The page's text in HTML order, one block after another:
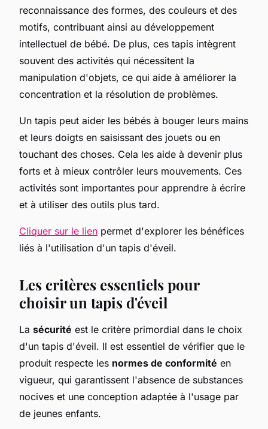
reconnaissance des formes, des couleurs et des
motifs, contribuant ainsi au développement
intellectuel de bébé. De plus, ces tapis intègrent
souvent des activités qui nécessitent la
manipulation d'objets, ce qui aide à améliorer la
concentration et la résolution de problèmes.
Un tapis peut aider les bébés à bouger leurs mains
et leurs doigts en saisissant des jouets ou en
touchant des choses. Cela les aide à devenir plus
forts et à mieux contrôler leurs mouvements. Ces
activités sont importantes pour apprendre à écrire
et à utiliser des outils plus tard.
Cliquer sur le lien permet d'explorer les bénéfices
liés à l'utilisation d'un tapis d'éveil.
Les critères essentiels pour
choisir un tapis d'éveil
La sécurité est le critère primordial dans le choix
d'un tapis d'éveil. Il est essentiel de vérifier que le
produit respecte les normes de conformité en
vigueur, qui garantissent l'absence de substances
nocives et une conception adaptée à l'usage par
de jeunes enfants.